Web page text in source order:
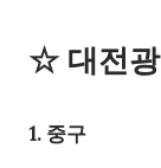
☆ 대전광
1. 중구